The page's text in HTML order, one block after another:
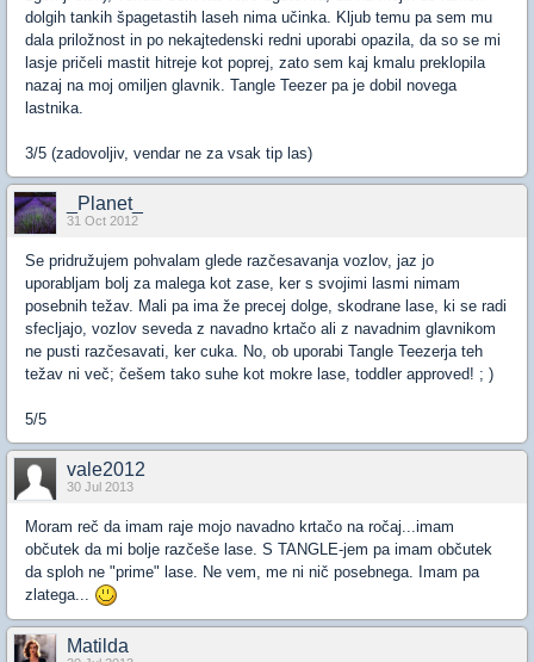
dolgih tankih špagetastih laseh nima učinka. Kljub temu pa sem mu
dala priložnost in po nekajtedenski redni uporabi opazila, da so se mi
lasje pričeli mastit hitreje kot poprej, zato sem kaj kmalu preklopila
nazaj na moj omiljen glavnik. Tangle Teezer pa je dobil novega
lastnika.
3/5 (zadovoljiv, vendar ne za vsak tip las)
_Planet_
31 Oct 2012
Se pridružujem pohvalam glede razčesavanja vozlov, jaz jo
uporabljam bolj za malega kot zase, ker s svojimi lasmi nimam
posebnih težav. Mali pa ima že precej dolge, skodrane lase, ki se radi
sfecljajo, vozlov seveda z navadno krtačo ali z navadnim glavnikom
ne pusti razčesavati, ker cuka. No, ob uporabi Tangle Teezerja teh
težav ni več; češem tako suhe kot mokre lase, toddler approved! ; )
5/5
vale2012
30 Jul 2013
Moram reč da imam raje mojo navadno krtačo na ročaj...imam
občutek da mi bolje razčeše lase. S TANGLE-jem pa imam občutek
da sploh ne "prime" lase. Ne vem, me ni nič posebnega. Imam pa
zlatega...
Matilda